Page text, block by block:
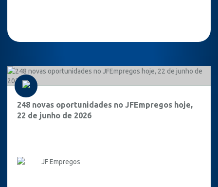
248 novas oportunidades no JFEmpregos hoje,
22 de junho de 2026
JF Empregos